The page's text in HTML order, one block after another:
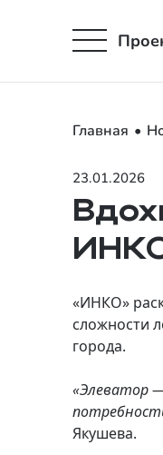
Главная
23.01.2026
«ИНКО»
сложности
города.
«Элеватор
Якушева.